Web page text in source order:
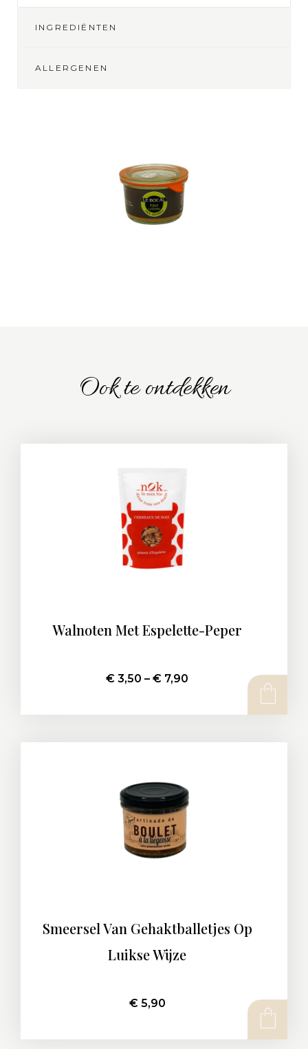
INGREDIËNTEN
ALLERGENEN
Ook te ontdekken
Walnoten Met Espelette-Peper
€ 3,50 – € 7,90
Smeersel Van Gehaktballetjes Op
Luikse Wijze
€5,90